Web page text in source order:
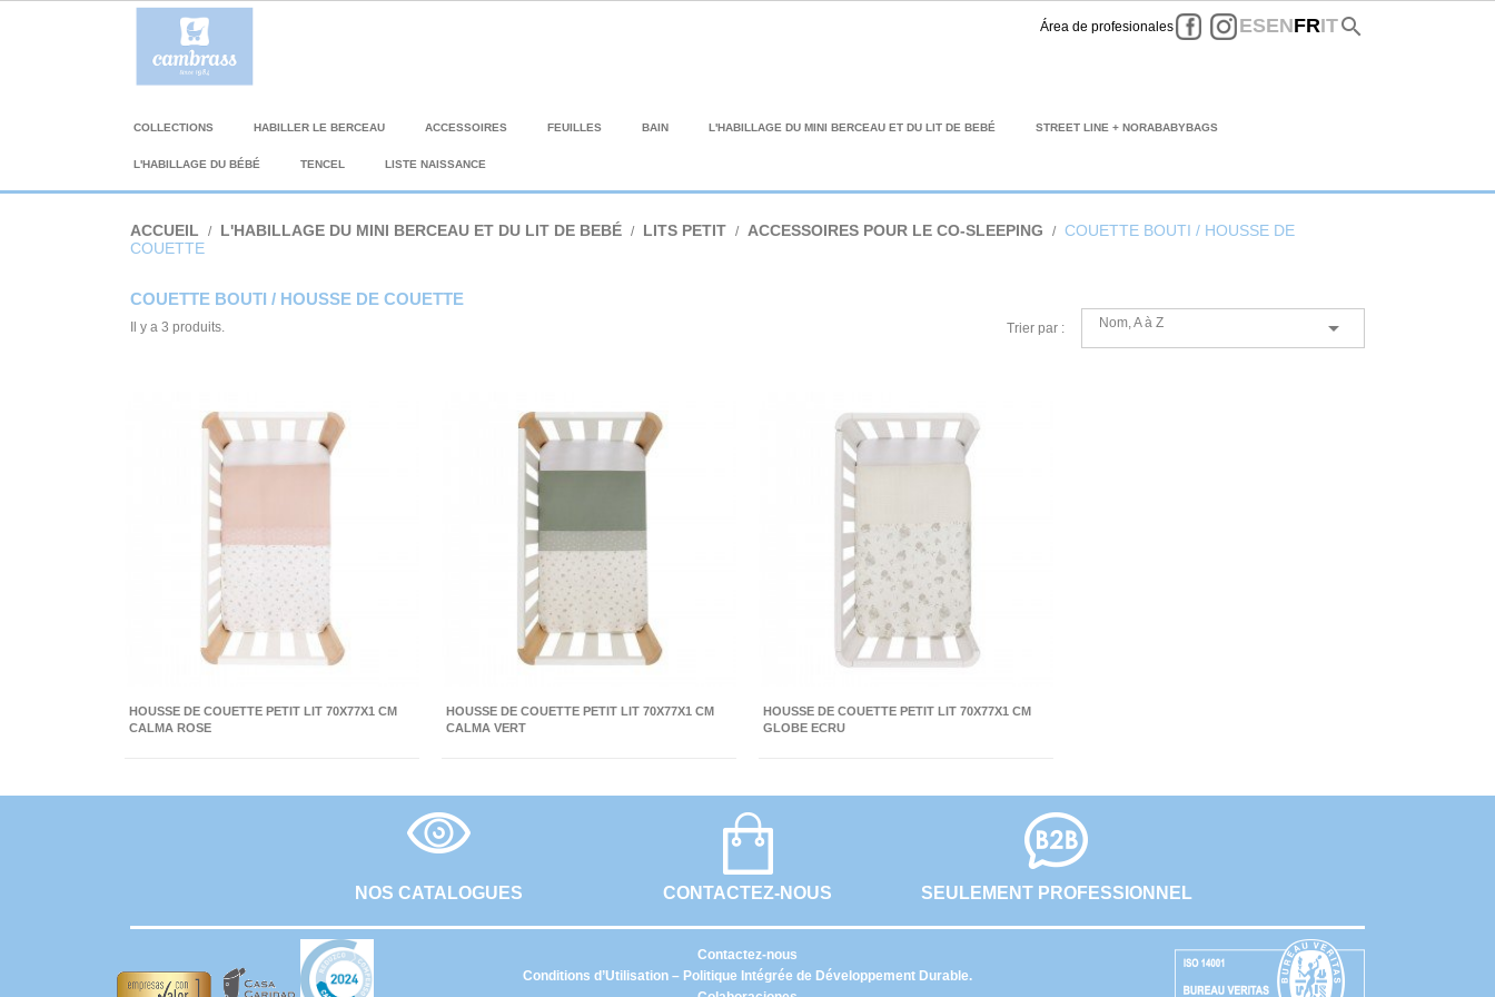
Área de profesionales FacebookInstagram
ESENFRITsearch
COLLECTIONS HABILLER LE BERCEAU ACCESSOIRES FEUILLES BAIN L'HABILLAGE DU MINI BERCEAU ET DU LIT DE BEBÉ STREET LINE + NORABABYBAGS
L'HABILLAGE DU BÉBÉ TENCEL LISTE NAISSANCE
ACCUEIL L'HABILLAGE DU MINI BERCEAU ET DU LIT DE BEBÉ LITS PETIT ACCESSOIRES POUR LE CO-SLEEPING
COUETTE BOUTI / HOUSSE DE
COUETTE
COUETTE BOUTI / HOUSSE DE COUETTE
Il y a 3 produits. Trier par : Nom, A à Z 
HOUSSE DE COUETTE PETIT LIT 70X77X1 CM
CALMA ROSE
HOUSSE DE COUETTE PETIT LIT 70X77X1 CM
CALMA VERT
HOUSSE DE COUETTE PETIT LIT 70X77X1 CM
GLOBE ECRU
NOS CATALOGUES CONTACTEZ-NOUS SEULEMENT PROFESSIONNEL
Conditions d’Utilisation – Politique Intégrée de Développement Durable.
Contactez-nous